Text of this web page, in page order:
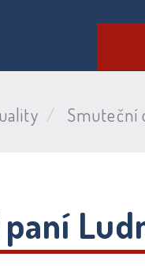
Smuteční